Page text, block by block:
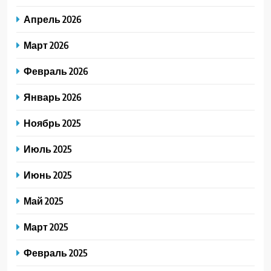
Апрель 2026
Март 2026
Февраль 2026
Январь 2026
Ноябрь 2025
Июль 2025
Июнь 2025
Май 2025
Март 2025
Февраль 2025